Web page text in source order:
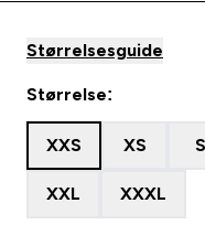
Størrelsesguide
Størrelse:
XXS XS S
XXL XXXL